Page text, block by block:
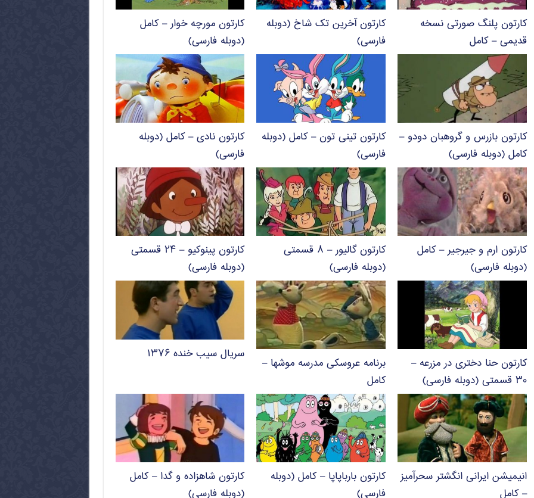
کارتون پلنگ صورتی نسخه
قدیمی – کامل
کارتون آخرین تک شاخ (دوبله
فارسی)
کارتون مورچه خوار – کامل
(دوبله فارسی)
کارتون بازرس و گروهبان دودو –
کامل (دوبله فارسی)
کارتون تینی تون – کامل (دوبله
فارسی)
کارتون نادی – کامل (دوبله
فارسی)
کارتون ارم و جیرجیر – کامل
(دوبله فارسی)
کارتون گالیور – ۸ قسمتی
(دوبله فارسی)
کارتون پینوکیو – ۲۴ قسمتی
(دوبله فارسی)
کارتون حنا دختری در مزرعه –
۳۰ قسمتی (دوبله فارسی)
برنامه عروسکی مدرسه موشها –
کامل
سریال سیب خنده ۱۳۷۶
انیمیشن ایرانی انگشتر سحرآمیز
– کامل
کارتون بارباپاپا – کامل (دوبله
فارسی)
کارتون شاهزاده و گدا – کامل
(دوبله فارسی)